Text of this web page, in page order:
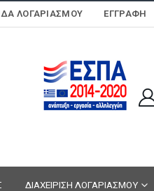
ΛΟΓΑΡΙΑΣΜΟΎ ΕΓΓΡΑΦΗ
ΔΙΑΧΕΙΡΙΣΗ ΛΟΓΑΡΙΑΣΜΟΥ